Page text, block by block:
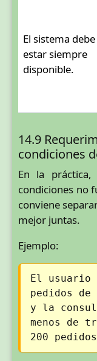
El sistema debe
estar siempre
disponible.
14.9
condiciones
En la práctica,
condiciones no
conviene
mejor juntas.
Ejemplo:
El usuario
pedidos
y la
menos de
200